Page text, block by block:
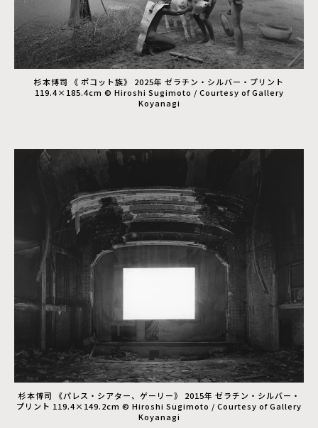
杉本博司 《 ポコット族》 2025年 ゼラチン・シルバー・プリント
119.4×185.4cm © Hiroshi Sugimoto / Courtesy of Gallery
Koyanagi
杉本博司 《パレス・シアター、ゲーリー》 2015年 ゼラチン・シルバー・
プリント 119.4×149.2cm © Hiroshi Sugimoto / Courtesy of Gallery
Koyanagi